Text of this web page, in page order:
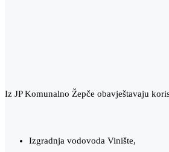
Iz JP Komunalno Žepče obavještavaju
Izgradnja vodovoda Vinište,